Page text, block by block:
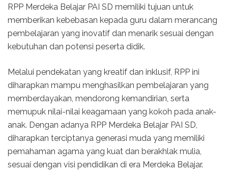
RPP Merdeka Belajar PAI SD memiliki tujuan untuk
memberikan kebebasan kepada guru dalam merancang
pembelajaran yang inovatif dan menarik sesuai dengan
kebutuhan dan potensi peserta didik.
Melalui pendekatan yang kreatif dan inklusif, RPP ini
diharapkan mampu menghasilkan pembelajaran yang
memberdayakan, mendorong kemandirian, serta
memupuk nilai-nilai keagamaan yang kokoh pada anak-
anak. Dengan adanya RPP Merdeka Belajar PAI SD,
diharapkan terciptanya generasi muda yang memiliki
pemahaman agama yang kuat dan berakhlak mulia,
sesuai dengan visi pendidikan di era Merdeka Belajar.